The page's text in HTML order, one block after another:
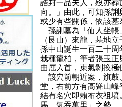
誥封一品夫人，歿亦
向。」由此，可知孫
或少有些關係，依該
孫誗墓為「仙人坐帳
（艮山）來龍，墓地
孫中山誕生一百二十
栽種龍柏，筆者張玉
曲屈入首，束氣剝換
該穴前朝近案，旗鼓
堂，右前方有高聳山
結有名穴即賴布衣祖
馬，氣吞萬里」之勢。